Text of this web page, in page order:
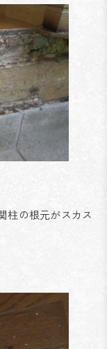
柱の根元がスカス